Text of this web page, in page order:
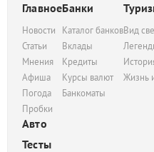
Главное
Новости
Статьи
Мнения
Афиша
Погода
Пробки
Банки
Каталог банков
Вклады
Кредиты
Курсы валют
Банкоматы
Вид
Жизнь
Авто
Тесты